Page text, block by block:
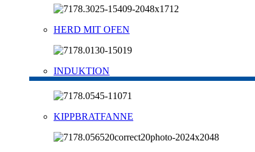
HERD MIT OFEN
INDUKTION
KIPPBRATFANNE